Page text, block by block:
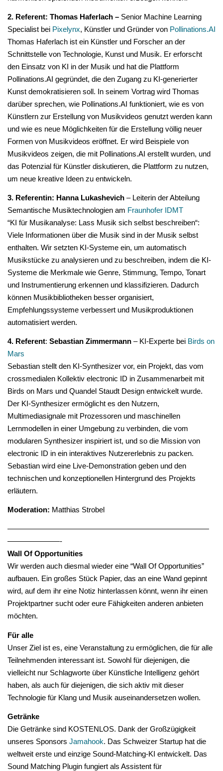
2. Referent: Thomas Haferlach – Senior Machine Learning
Specialist bei Pixelynx, Künstler und Gründer von Pollinations.AI
Thomas Haferlach ist ein Künstler und Forscher an der
Schnittstelle von Technologie, Kunst und Musik. Er erforscht
den Einsatz von KI in der Musik und hat die Plattform
Pollinations.AI gegründet, die den Zugang zu KI-generierter
Kunst demokratisieren soll. In seinem Vortrag wird Thomas
darüber sprechen, wie Pollinations.AI funktioniert, wie es von
Künstlern zur Erstellung von Musikvideos genutzt werden kann
und wie es neue Möglichkeiten für die Erstellung völlig neuer
Formen von Musikvideos eröffnet. Er wird Beispiele von
Musikvideos zeigen, die mit Pollinations.AI erstellt wurden, und
das Potenzial für Künstler diskutieren, die Plattform zu nutzen,
um neue kreative Ideen zu entwickeln.
3. Referentin: Hanna Lukashevich – Leiterin der Abteilung
Semantische Musiktechnologien am Fraunhofer IDMT
“KI für Musikanalyse: Lass Musik sich selbst beschreiben“:
Viele Informationen über die Musik sind in der Musik selbst
enthalten. Wir setzten KI-Systeme ein, um automatisch
Musikstücke zu analysieren und zu beschreiben, indem die KI-
Systeme die Merkmale wie Genre, Stimmung, Tempo, Tonart
und Instrumentierung erkennen und klassifizieren. Dadurch
können Musikbibliotheken besser organisiert,
Empfehlungssysteme verbessert und Musikproduktionen
automatisiert werden.
4. Referent: Sebastian Zimmermann – KI-Experte bei Birds on
Mars
Sebastian stellt den KI-Synthesizer vor, ein Projekt, das vom
crossmedialen Kollektiv electronic ID in Zusammenarbeit mit
Birds on Mars und Quandel Staudt Design entwickelt wurde.
Der KI-Synthesizer ermöglicht es den Nutzern,
Multimediasignale mit Prozessoren und maschinellen
Lernmodellen in einer Umgebung zu verbinden, die vom
modularen Synthesizer inspiriert ist, und so die Mission von
electronic ID in ein interaktives Nutzererlebnis zu packen.
Sebastian wird eine Live-Demonstration geben und den
technischen und konzeptionellen Hintergrund des Projekts
erläutern.
Moderation: Matthias Strobel
———————————————————————————
———————-
Wall Of Opportunities
Wir werden auch diesmal wieder eine “Wall Of Opportunities”
aufbauen. Ein großes Stück Papier, das an eine Wand gepinnt
wird, auf dem ihr eine Notiz hinterlassen könnt, wenn ihr einen
Projektpartner sucht oder eure Fähigkeiten anderen anbieten
möchten.
Für alle
Unser Ziel ist es, eine Veranstaltung zu ermöglichen, die für alle
Teilnehmenden interessant ist. Sowohl für diejenigen, die
vielleicht nur Schlagworte über Künstliche Intelligenz gehört
haben, als auch für diejenigen, die sich aktiv mit dieser
Technologie für Klang und Musik auseinandersetzen wollen.
Getränke
Die Getränke sind KOSTENLOS. Dank der Großzügigkeit
unseres Sponsors Jamahook. Das Schweizer Startup hat die
weltweit erste und einzige Sound-Matching-KI entwickelt. Das
Sound Matching Plugin fungiert als Assistent für